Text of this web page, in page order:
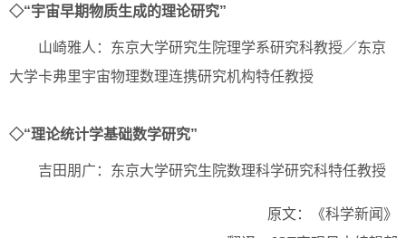
◇“宇宙早期物质生成的理论研究”
山崎雅人：东京大学研究生院理学系研究科教授／东京
大学卡弗里宇宙物理数理连携研究机构特任教授
◇“理论统计学基础数学研究”
吉田朋广：东京大学研究生院数理科学研究科特任教授
原文：《科学新闻》